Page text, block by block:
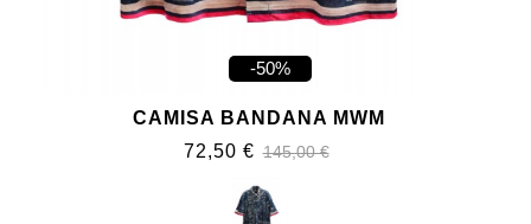
-50%
CAMISA BANDANA MWM
72,50 € 145,00 €